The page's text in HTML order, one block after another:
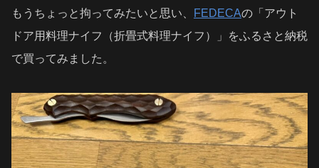
もうちょっと拘ってみたいと思い、
FEDECAの「アウト
ドア用料理ナイフ（折畳式料理ナイフ）」をふるさと納税
で買ってみました。